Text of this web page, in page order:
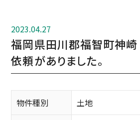
2023.04.27
福岡県田川郡福智町神
依頼がありました。
物件種別 土地